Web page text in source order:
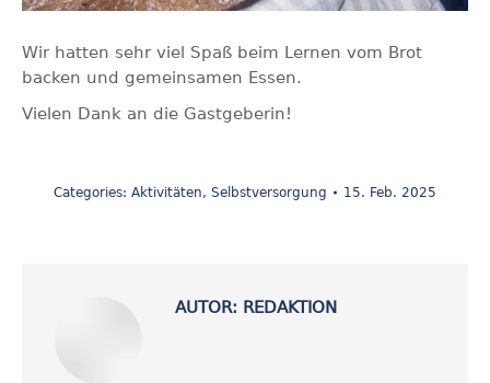
Wir hatten sehr viel Spaß beim Lernen vom Brot
backen und gemeinsamen Essen.
Vielen Dank an die Gastgeberin!
Categories: Aktivitäten, Selbstversorgung 15. Feb. 2025
AUTOR: REDAKTION